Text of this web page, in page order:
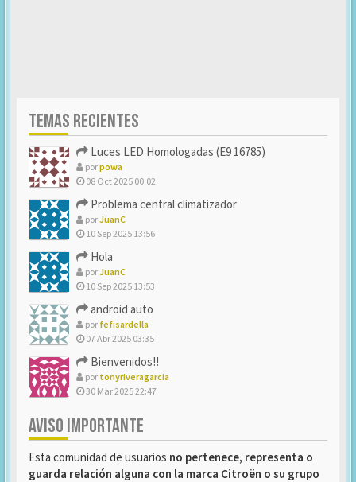
TEMAS RECIENTES
Luces LED Homologadas (E9 16785)
porpowa
08 Oct 2025 00:02
Problema central climatizador
porJuanC
10 Sep 2025 13:56
Hola
porJuanC
10 Sep 2025 13:53
android auto
por fefisardella
07 Abr 2025 03:35
Bienvenidos!!
por tonyriveragarcia
30 Mar 2025 22:47
AVISO IMPORTANTE
Esta comunidad de usuarios no pertenece, representa o
guarda relación alguna con la marca Citroën o su grupo